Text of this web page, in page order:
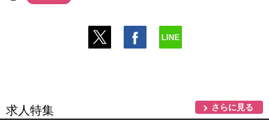
求人特集 さらに見る